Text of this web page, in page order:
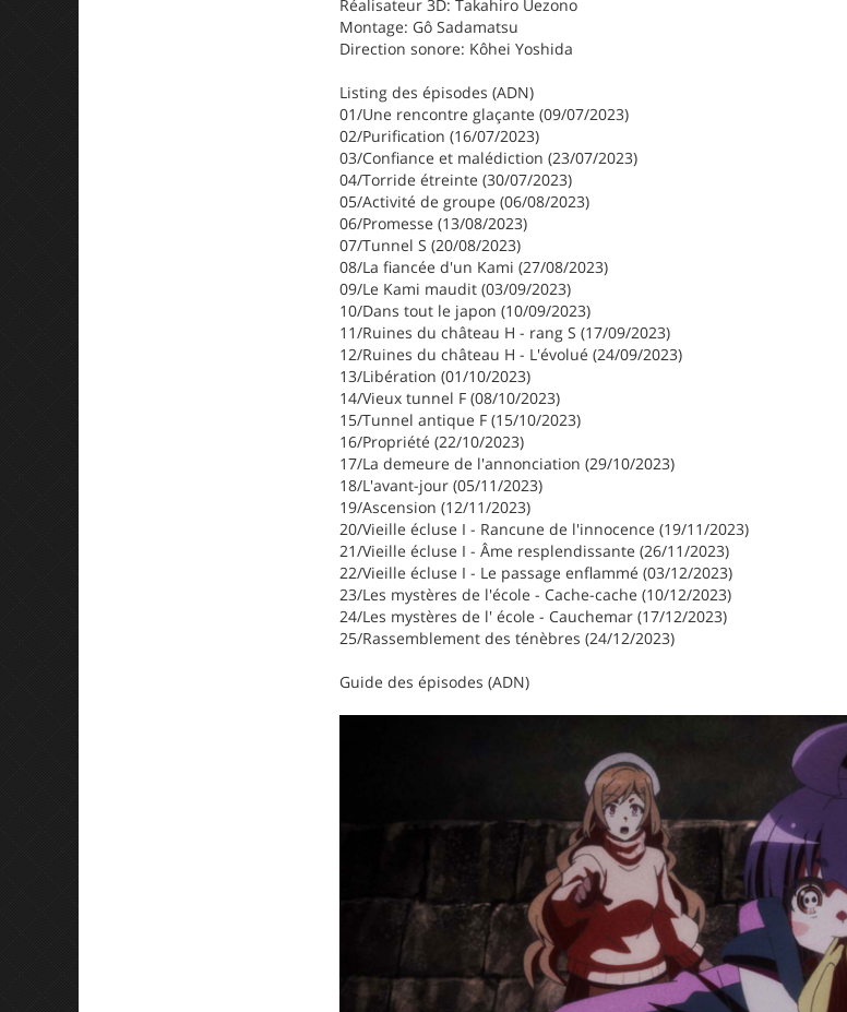
Réalisateur 3D: Takahiro Uezono
Montage: Gô Sadamatsu
Direction sonore: Kôhei Yoshida
Listing des épisodes (ADN)
01/Une rencontre glaçante (09/07/2023)
02/Purification (16/07/2023)
03/Confiance et malédiction (23/07/2023)
04/Torride étreinte (30/07/2023)
05/Activité de groupe (06/08/2023)
06/Promesse (13/08/2023)
07/Tunnel S (20/08/2023)
08/La fiancée d'un Kami (27/08/2023)
09/Le Kami maudit (03/09/2023)
10/Dans tout le japon (10/09/2023)
11/Ruines du château H - rang S (17/09/2023)
12/Ruines du château H - L'évolué (24/09/2023)
13/Libération (01/10/2023)
14/Vieux tunnel F (08/10/2023)
15/Tunnel antique F (15/10/2023)
16/Propriété (22/10/2023)
17/La demeure de l'annonciation (29/10/2023)
18/L'avant-jour (05/11/2023)
19/Ascension (12/11/2023)
20/Vieille écluse I - Rancune de l'innocence (19/11/2023)
21/Vieille écluse I - Âme resplendissante (26/11/2023)
22/Vieille écluse I - Le passage enflammé (03/12/2023)
23/Les mystères de l'école - Cache-cache (10/12/2023)
24/Les mystères de l' école - Cauchemar (17/12/2023)
25/Rassemblement des ténèbres (24/12/2023)
Guide des épisodes (ADN)